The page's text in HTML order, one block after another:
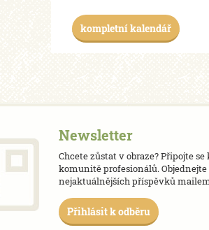
kompletní kalendář
Newsletter
Chcete zůstat v obraze? Připojte se
komunitě profesionálů.
nejaktuálnějších příspěvků
Přihlásit k odběru